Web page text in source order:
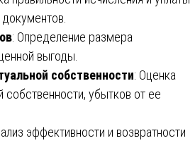
: Определение размера
выгоды.
собственности: Оценка
собственности, убытков от ее
эффективности и возвратности